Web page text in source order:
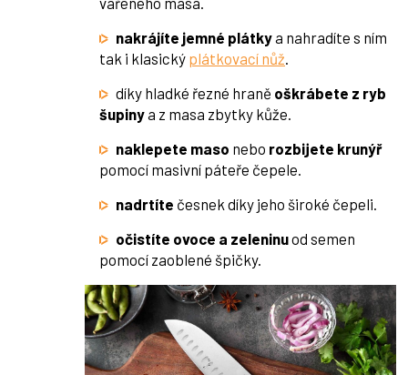
nakrájíte jemné plátkya nahradíte s ním
tak i klasický plátkovací nůž
díky hladké řezné hraně oškrábete z ryb
šupinya z masa zbytky kůže.
naklepete maso nebo rozbijete krunýř
pomocí masivní páteře čepele.
nadrtíte česnek díky jeho široké čepeli.
očistíte ovoce a zeleninuod semen
pomocí zaoblené špičky.